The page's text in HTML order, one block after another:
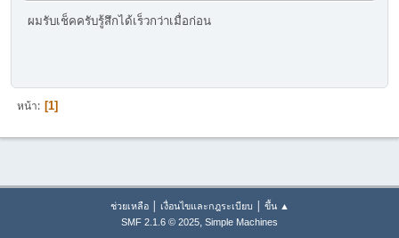
ผมรับเช็คครับรู้สึกได้เร็วกว่าเมื่อก่อน
หน้า 1
ช่วยเหลือ| เงื่อนไขและกฎระเบียบ ขึ้น ▲
SMF 2.1.6 © 2025, Simple Machines